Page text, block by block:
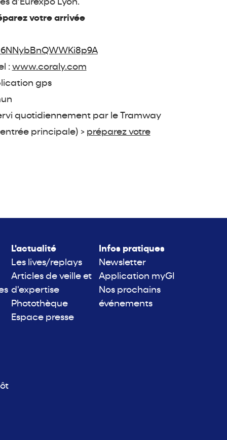
d’Eurexpo Lyon.
votre arrivée
: www.coraly.com
gps
quotidiennement par le Tramway
principale) > préparez votre
L'actualité
Les lives/replays
Articles de veille et
d'expertise
Photothèque
Espace presse
Infos pratiques
Newsletter
Application myGI
Nos prochains
événements